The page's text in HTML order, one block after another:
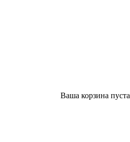
Ваша корзина пуста